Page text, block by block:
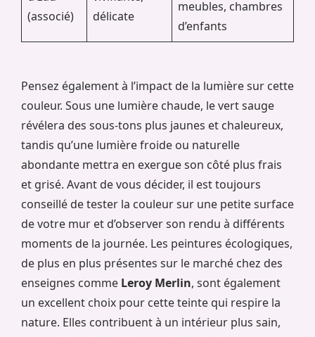
(associé)
délicate
meubles, chambres
d’enfants
Pensez également à l’impact de la lumière sur cette
couleur. Sous une lumière chaude, le vert sauge
révélera des sous-tons plus jaunes et chaleureux,
tandis qu’une lumière froide ou naturelle
abondante mettra en exergue son côté plus frais
et grisé. Avant de vous décider, il est toujours
conseillé de tester la couleur sur une petite surface
de votre mur et d’observer son rendu à différents
moments de la journée. Les peintures écologiques,
de plus en plus présentes sur le marché chez des
enseignes comme Leroy Merlin, sont également
un excellent choix pour cette teinte qui respire la
nature. Elles contribuent à un intérieur plus sain,